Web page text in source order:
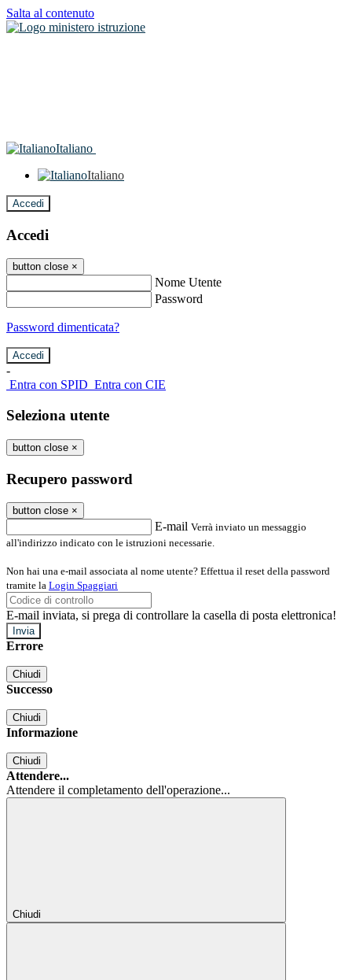
Salta al contenuto
Italiano
Italiano
Accedi
Accedi
button close ×
Nome Utente
Password
Password dimenticata?
-
Entra con SPID Entra con CIE
Seleziona utente
button close ×
Recupero password
button close ×
E-mail Verrà inviato un messaggio
all'indirizzo indicato con le istruzioni necessarie.
Non hai una e-mail associata al nome utente? Effettua il reset della password
tramite la Login Spaggiari
E-mail inviata, si prega di controllare la casella di posta elettronica!
Errore
Chiudi
Successo
Chiudi
Informazione
Chiudi
Attendere...
Attendere il completamento dell'operazione...
Chiudi